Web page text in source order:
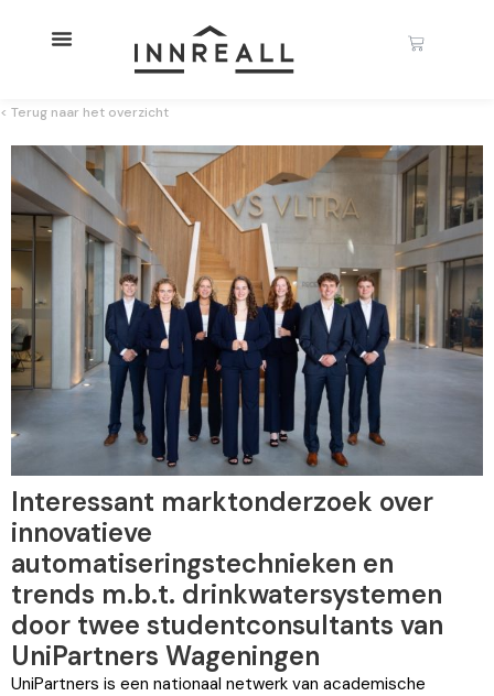
< Terug naar het overzicht
Interessant marktonderzoek over
innovatieve
automatiseringstechnieken en
trends m.b.t. drinkwatersystemen
door twee studentconsultants van
UniPartners Wageningen
UniPartners is een nationaal netwerk van academische